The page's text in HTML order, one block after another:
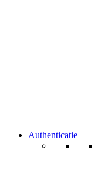
Authenticatie